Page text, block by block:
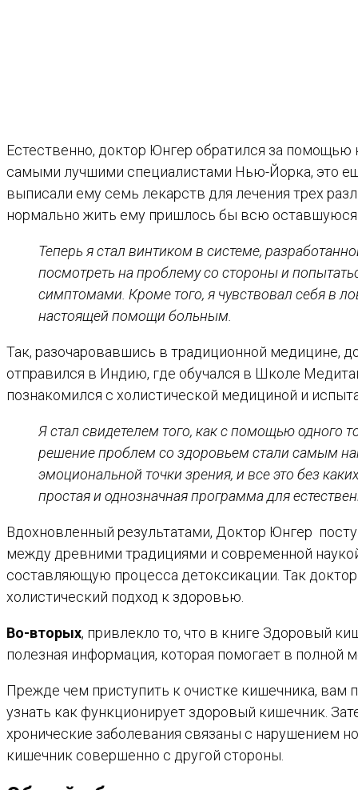
Естественно, доктор Юнгер обратился за
самыми лучшими специалистами Нью-Йорка, это
выписали ему семь лекарств для лечения трех
нормально жить ему пришлось бы всю
Теперь я стал винтиком в системе,
посмотреть на проблему со стороны и
симптомами. Кроме того, я чувствовал себя в
настоящей помощи больным.
Так, разочаровавшись в традиционной медицине,
отправился в Индию, где обучался в Школе
познакомился с холистической медициной и
Я стал свидетелем того, как с помощью одного
решение проблем со здоровьем стали самым
эмоциональной точки зрения, и все это без
простая и однозначная программа для
Вдохновленный результатами, Доктор Юнгер
между древними традициями и современной
составляющую процесса детоксикации. Так
холистический подход к здоровью.
Во-вторых, привлекло то, что в книге Здоровый
полезная информация, которая помогает в полной
Прежде чем приступить к очистке кишечника, вам
узнать как функционирует здоровый кишечник.
хронические заболевания связаны с нарушением
кишечник совершенно с другой стороны.